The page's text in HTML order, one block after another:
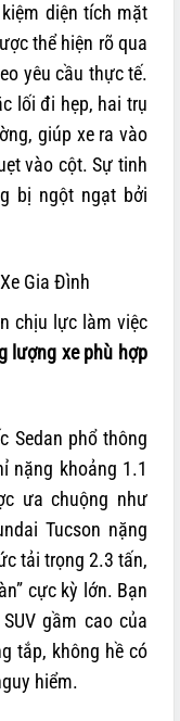
diện tích mặt
thể hiện rõ qua
yêu cầu thực tế.
lối đi hẹp, hai trụ
giúp xe ra vào
vào cột. Sự tinh
bị ngột ngạt bởi
Gia Đình
chịu lực làm việc
lượng xe phù hợp
Sedan phổ thông
nặng khoảng 1.1
ưa chuộng như
Tucson nặng
tải trọng 2.3 tấn,
cực kỳ lớn. Bạn
gầm cao của
tắp, không hề có
hiểm.